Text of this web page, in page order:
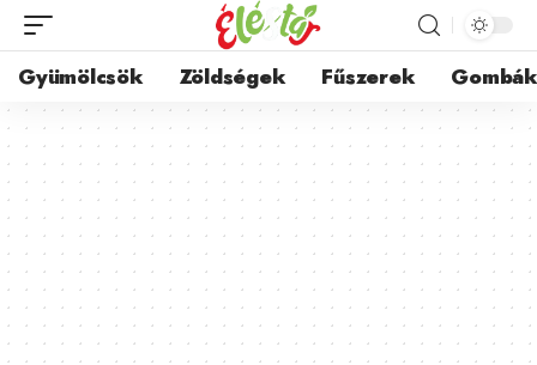
Gyümölcsök Zöldségek Fűszerek Gombák